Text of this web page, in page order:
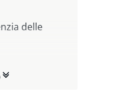
delle
cosa dice